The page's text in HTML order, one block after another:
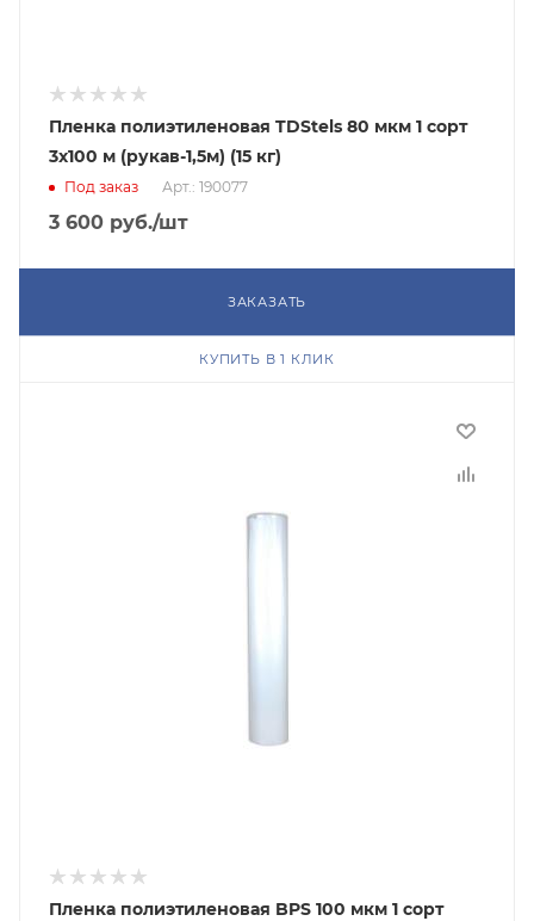
Пленка полиэтиленовая TDStels 80 мкм 1 сорт
3x100 м (рукав-1,5м) (15 кг)
Под заказ Арт.: 190077
3 600 руб./шт
ЗАКАЗАТЬ
КУПИТЬ В 1 КЛИК
Пленка полиэтиленовая BPS 100 мкм 1 сорт